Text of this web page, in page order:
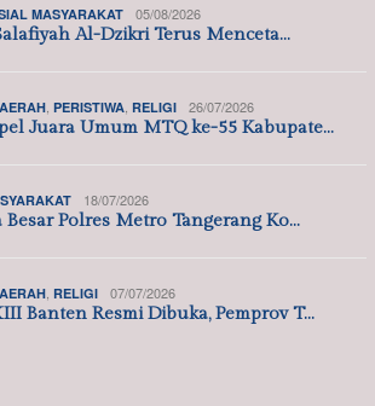
MASYARAKAT 05/08/2026
Al-Dzikri Terus Menceta…
PERISTIWA RELIGI 26/07/2026
Juara Umum MTQ ke-55 Kabupate…
18/07/2026
Besar Polres Metro Tangerang Ko…
RELIGI 07/07/2026
Banten Resmi Dibuka, Pemprov T…